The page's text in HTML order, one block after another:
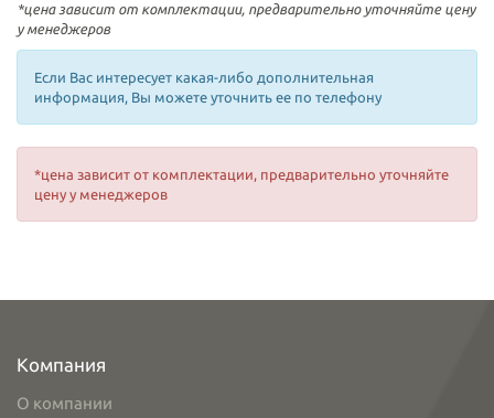
*цена зависит от комплектации, предварительно уточняйте цену
у менеджеров
Если Вас интересует какая-либо дополнительная
информация, Вы можете уточнить ее по телефону
*цена зависит от комплектации, предварительно уточняйте
цену у менеджеров
Компания
О компании